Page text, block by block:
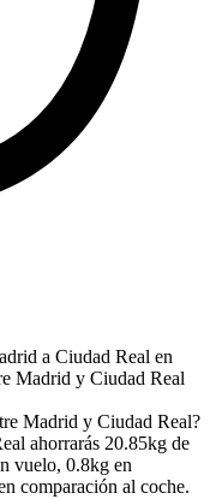
a Ciudad Real en
Madrid y Ciudad Real
Madrid y Ciudad Real?
ahorrarás 20.85kg de
vuelo, 0.8kg en
comparación al coche.